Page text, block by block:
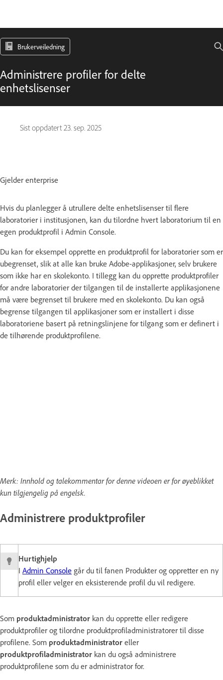
Brukerveiledning
Administrere profiler for delte
enhetslisenser
Sist oppdatert 23. sep. 2025
Gjelder enterprise
Hvis du planlegger å utrullere delte enhetslisenser til flere
laboratorier i institusjonen, kan du tilordne hvert laboratorium til en
egen produktprofil i Admin Console.
Du kan for eksempel opprette en produktprofil for laboratorier som er
ubegrenset, slik at alle kan bruke Adobe-applikasjoner, selv brukere
som ikke har en skolekonto. I tillegg kan du opprette produktprofiler
for andre laboratorier der tilgangen til de installerte applikasjonene
må være begrenset til brukere med en skolekonto. Du kan også
begrense tilgangen til applikasjoner som er installert i disse
laboratoriene basert på retningslinjene for tilgang som er definert i
de tilhørende produktprofilene.
Merk: Innhold og talekommentar for denne videoen er for øyeblikket
kun tilgjengelig på engelsk.
Administrere produktprofiler
Hurtighjelp
I Admin Console går du til fanen Produkter og oppretter en ny
profil eller velger en eksisterende profil du vil redigere.
Som produktadministrator kan du opprette eller redigere
produktprofiler og tilordne produktprofiladministratorer til disse
profilene. Som produktadministrator eller
produktprofiladministrator kan du også administrere
produktprofilene som du er administrator for.